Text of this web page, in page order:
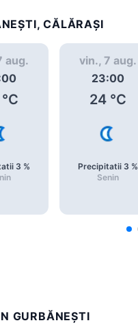
CĂLĂRAȘI
aug.
°C
3 %
vin., 7 aug.
23:00
24 °C
Precipitatii 3 %
Senin
GURBĂNEŞTI